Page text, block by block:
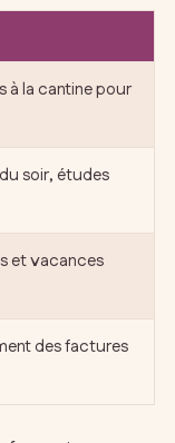
à la cantine pour
soir, études
et vacances
des factures